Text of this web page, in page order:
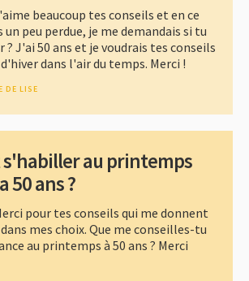
beaucoup tes conseils et en ce
peu perdue, je me demandais si tu
? J'ai 50 ans et je voudrais tes conseils
dans l'air du temps. Merci !
DE LISE
au printemps
50 ans ?
pour tes conseils qui me donnent
mes choix. Que me conseilles-tu
au printemps à 50 ans ? Merci